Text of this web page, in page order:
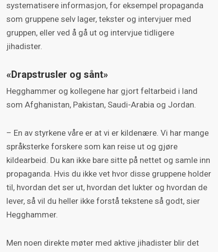
systematisere informasjon, for eksempel propaganda
som gruppene selv lager, tekster og intervjuer med
gruppen, eller ved å gå ut og intervjue tidligere
jihadister.
«Drapstrusler og sånt»
Hegghammer og kollegene har gjort feltarbeid i land
som Afghanistan, Pakistan, Saudi-Arabia og Jordan.
– En av styrkene våre er at vi er kildenære. Vi har mange
språksterke forskere som kan reise ut og gjøre
kildearbeid. Du kan ikke bare sitte på nettet og samle inn
propaganda. Hvis du ikke vet hvor disse gruppene holder
til, hvordan det ser ut, hvordan det lukter og hvordan de
lever, så vil du heller ikke forstå tekstene så godt, sier
Hegghammer.
Men noen direkte møter med aktive jihadister blir det